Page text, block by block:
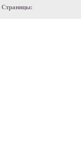
Страницы: